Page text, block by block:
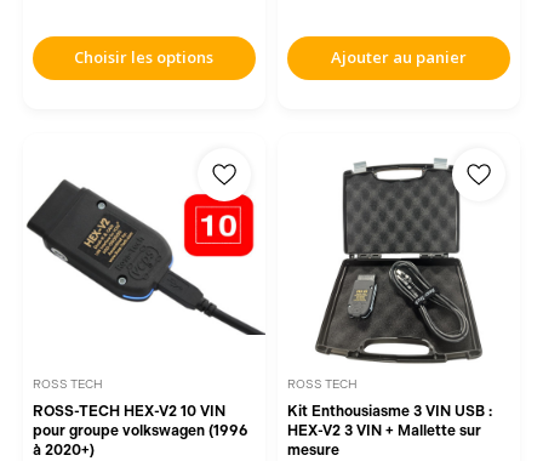
Choisir les options Ajouter au panier
ROSS TECH
ROSS-TECH HEX-V2 10 VIN
pour groupe volkswagen (1996
à 2020+)
ROSS TECH
Kit Enthousiasme 3 VIN USB :
HEX-V2 3 VIN + Mallette sur
mesure